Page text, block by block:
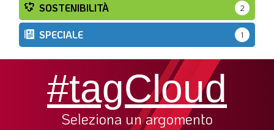
SOSTENIBILITÀ 2
SPECIALE 1
#tagCloud
Seleziona un argomento